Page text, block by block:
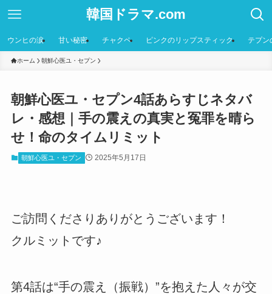
韓国ドラマ.com
ウンヒの涙 甘い秘密 チャクペ ピンクのリップスティック テプン
ホーム 朝鮮心医ユ・セプン
朝鮮心医ユ・セプン4話あらすじネタバ
レ・感想｜手の震えの真実と冤罪を晴ら
せ！命のタイムリミット
朝鮮心医ユ・セプン 2025年5月17日
ご訪問くださりありがとうございます！
クルミットです♪
第4話は“手の震え（振戦）”を抱えた人々が交